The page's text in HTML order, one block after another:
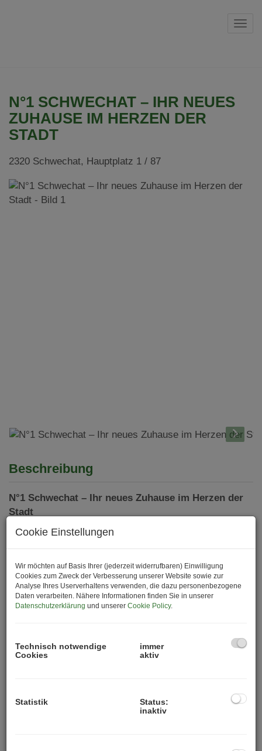
N°1 SCHWECHAT – IHR NEUES
ZUHAUSE IM HERZEN DER
STADT
2320 Schwechat, Hauptplatz 1 / 87
Beschreibung
N°1 Schwechat – Ihr neues Zuhause im Herzen der
Stadt
Mit N°1 Schwechat entsteht am Hauptplatz 1 ein
modernes Wohnprojekt, das urbanes Lebensgefühl,
hochwertige Architektur und nachhaltigen Wohnkomfort
perfekt miteinander verbindet. Rund 100
Eigentumswohnungen bieten den idealen Wohnraum für
Singles, Paare, Familien und alle, die zentral und
überzeugen durch durchdachte Grundrisse,
schaffen zusätzliche Lebensqualität und erweitern den
Wohnraum ins Freie.
Cookie Einstellungen
Wir möchten auf Basis Ihrer (jederzeit widerrufbaren) Einwilligung
Cookies zum Zweck der Verbesserung unserer Website sowie zur
Analyse Ihres Userverhaltens verwenden, die dazu personenbezogene
Daten verarbeiten. Nähere Informationen finden Sie in unserer
Datenschutzerklärung und unserer Cookie Policy.
Technisch notwendige
Cookies
immer
aktiv
Statistik
Status:
inaktiv